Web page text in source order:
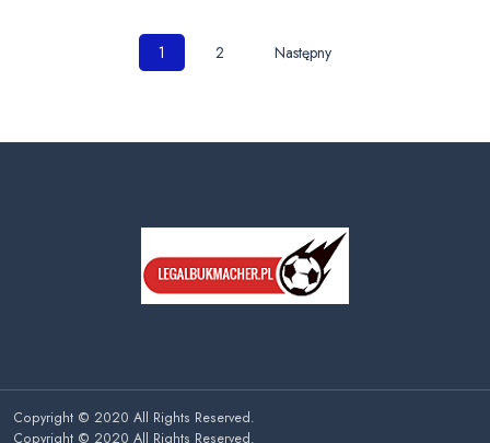
Nawigacja
1 2 Następny
Copyright © 2020 All Rights Reserved.
Copyright © 2020 All Rights Reserved.